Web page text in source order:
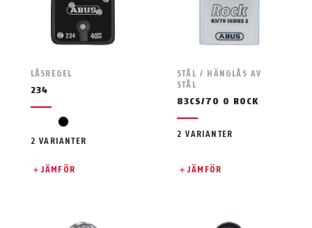
LÅSREGEL
234
svart
2 VARIANTER
JÄMFÖR
STÅL / HÄNGLÅS AV
STÅL
83CS/70 O ROCK
2 VARIANTER
JÄMFÖR